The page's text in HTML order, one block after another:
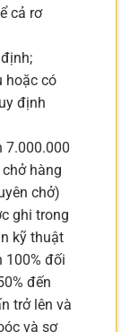
cả rơ
hoặc có
định
7.000.000
hàng
chở)
ghi trong
kỹ thuật
100% đối
đến
trở lên và
và sơ